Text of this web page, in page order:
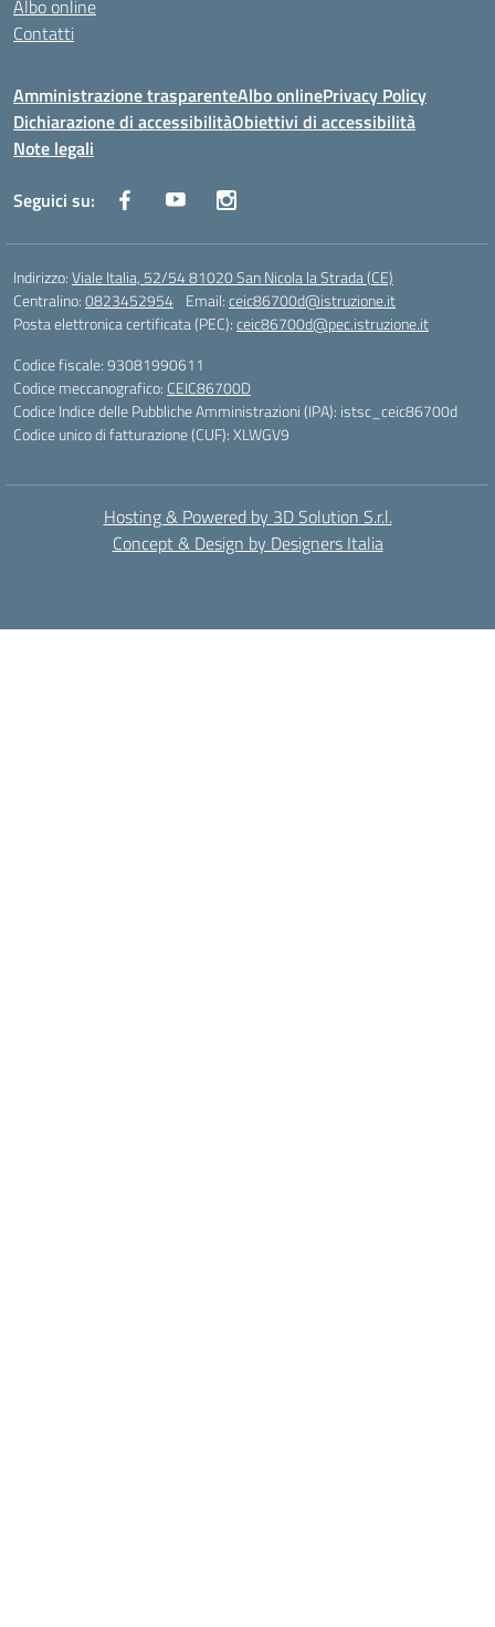
Albo online
Contatti
Amministrazione trasparenteAlbo onlinePrivacy Policy
Dichiarazione di accessibilitàObiettivi di accessibilità
Note legali
Seguici su:
Indirizzo:Viale Italia, 52/54 81020 San Nicola la Strada (CE)
Centralino:0823452954 Email:ceic86700d@istruzione.it
Posta elettronica certificata (PEC):ceic86700d@pec.istruzione.it
Codice fiscale: 93081990611
Codice meccanografico: CEIC86700D
Codice Indice delle Pubbliche Amministrazioni (IPA): istsc_ceic86700d
Codice unico di fatturazione (CUF): XLWGV9
Hosting & Powered by 3D Solution S.r.l.
Concept & Design by Designers Italia